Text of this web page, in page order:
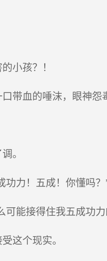
小孩？！
带血的唾沫，眼神怨
。
力！五成！你懂吗？
能接得住我五成功力
这个现实。